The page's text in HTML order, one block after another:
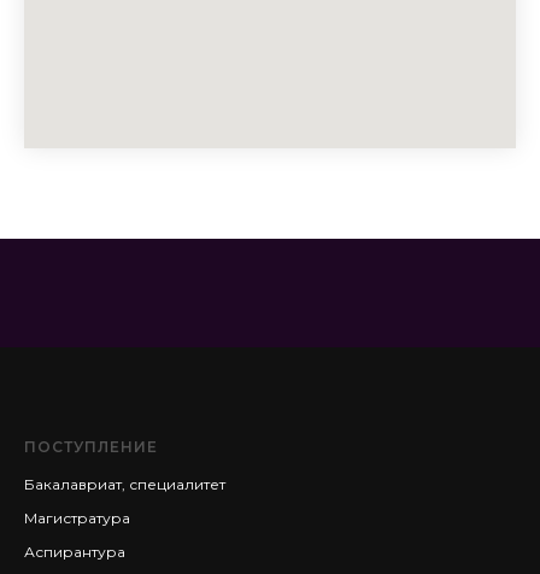
ПОСТУПЛЕНИЕ
Бакалавриат, специалитет
Магистратура
Аспирантура